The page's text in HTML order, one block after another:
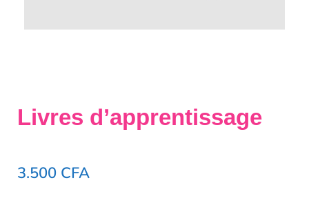
Livres d’apprentissage
3.500 CFA